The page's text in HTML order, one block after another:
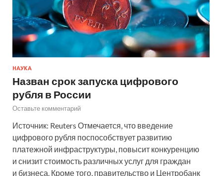
НАУКА
Назван срок запуска цифрового
рубля в России
Оставьте комментарий
Источник: Reuters Отмечается, что введение
цифрового рубля поспособствует развитию
платежной инфраструктуры, повысит конкуренцию
и снизит стоимость различных услуг для граждан
и бизнеса. Кроме того, правительство и Центробанк